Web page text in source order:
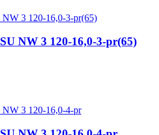
NW 3 120-16,0-3-pr(65)